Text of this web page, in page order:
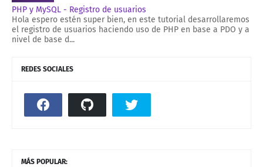
PHP y MySQL - Registro de usuarios
Hola espero estén super bien, en este tutorial desarrollaremos
el registro de usuarios haciendo uso de PHP en base a PDO y a
nivel de base d...
REDES SOCIALES
MÁS POPULAR: